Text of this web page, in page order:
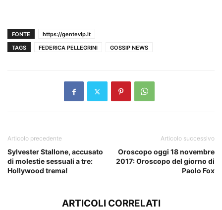
FONTE
https://gentevip.it
TAGS
FEDERICA PELLEGRINI GOSSIP NEWS
Articolo precedente
Sylvester Stallone, accusato
di molestie sessuali a tre:
Hollywood trema!
Articolo successivo
Oroscopo oggi 18 novembre
2017: Oroscopo del giorno di
Paolo Fox
ARTICOLI CORRELATI